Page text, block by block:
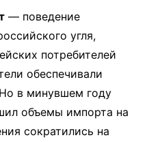
— поведение
угля,
потребителей
обеспечивали
в минувшем году
объемы импорта на
сократились на